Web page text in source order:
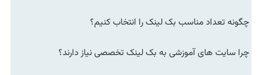
چگونه تعداد مناسب بک لینک را انتخاب کنیم؟
چرا سایت های آموزشی به بک لینک تخصصی نیاز دارند؟